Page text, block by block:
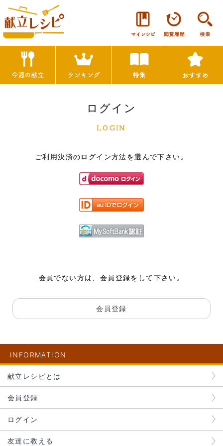
ログイン
LOGIN
ご利用決済のログイン方法を選んで下さい。
会員でない方は、会員登録をして下さい。
会員登録
INFORMATION
献立レシピとは
会員登録
ログイン
友達に教える